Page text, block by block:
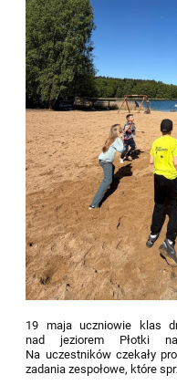
19 maja uczniowie klas
nad jeziorem Płotki
Na uczestników czekały
zadania zespołowe, które